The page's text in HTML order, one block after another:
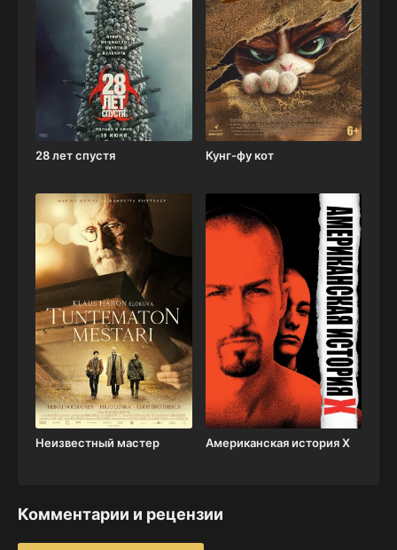
28 лет спустя Кунг-фу кот
Неизвестный мастер Американская история X
Комментарии и рецензии